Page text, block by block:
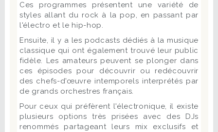
Ces programmes présentent une variété de
styles allant du rock à la pop, en passant par
l'électro et le hip-hop.
Ensuite, il y a les podcasts dédiés à la musique
classique qui ont également trouvé leur public
fidèle. Les amateurs peuvent se plonger dans
ces épisodes pour découvrir ou redécouvrir
des chefs-d'œuvre intemporels interprétés par
de grands orchestres français.
Pour ceux qui préfèrent l'électronique, il existe
plusieurs options très prisées avec des DJs
renommés partageant leurs mix exclusifs et